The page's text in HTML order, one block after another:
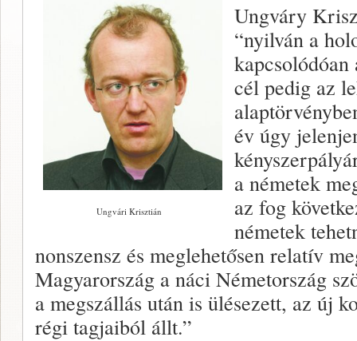
Ungvári Krisztián
Ungváry
“nyilván a
cél pedig az
év úgy
a németek
az fog
németek
nonszensz és meglehetősen relatív
Magyarország a náci Németország
a megszállás után is ülésezett, az új
régi tagjaiból állt.”